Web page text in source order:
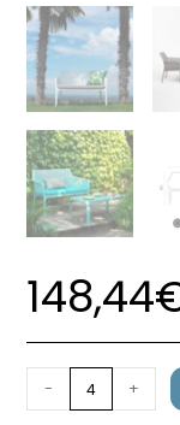
148,44
quantité
de
- +